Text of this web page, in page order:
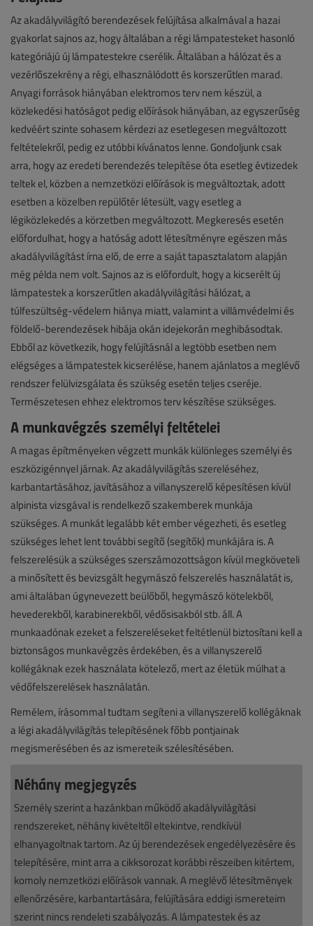
Az akadályvilágító berendezések felújítása alkalmával a hazai
gyakorlat sajnos az, hogy általában a régi lámpatesteket hasonló
kategóriájú új lámpatestekre cserélik. Általában a hálózat és a
vezérlőszekrény a régi, elhasználódott és korszerűtlen marad.
Anyagi források hiányában elektromos terv nem készül, a
közlekedési hatóságot pedig előírások hiányában, az egyszerűség
kedvéért szinte sohasem kérdezi az esetlegesen megváltozott
feltételekről, pedig ez utóbbi kívánatos lenne. Gondoljunk csak
arra, hogy az eredeti berendezés telepítése óta esetleg évtizedek
teltek el, közben a nemzetközi előírások is megváltoztak, adott
esetben a közelben repülőtér létesült, vagy esetleg a
légiközlekedés a körzetben megváltozott. Megkeresés esetén
előfordulhat, hogy a hatóság adott létesítményre egészen más
akadályvilágítást írna elő, de erre a saját tapasztalatom alapján
még példa nem volt. Sajnos az is előfordult, hogy a kicserélt új
lámpatestek a korszerűtlen akadályvilágítási hálózat, a
túlfeszültség-védelem hiánya miatt, valamint a villámvédelmi és
földelő-berendezések hibája okán idejekorán meghibásodtak.
Ebből az következik, hogy felújításnál a legtöbb esetben nem
elégséges a lámpatestek kicserélése, hanem ajánlatos a meglévő
rendszer felülvizsgálata és szükség esetén teljes cseréje.
Természetesen ehhez elektromos terv készítése szükséges.
A munkavégzés személyi feltételei
A magas építményeken végzett munkák különleges személyi és
eszközigénnyel járnak. Az akadályvilágítás szereléséhez,
karbantartásához, javításához a villanyszerelő képesítésen kívül
alpinista vizsgával is rendelkező szakemberek munkája
szükséges. A munkát legalább két ember végezheti, és esetleg
szükséges lehet lent további segítő (segítők) munkájára is. A
felszerelésük a szükséges szerszámozottságon kívül megköveteli
a minősített és bevizsgált hegymászó felszerelés használatát is,
ami általában úgynevezett beülőből, hegymászó kötelekből,
hevederekből, karabinerekből, védősisakból stb. áll. A
munkaadónak ezeket a felszereléseket feltétlenül biztosítani kell a
biztonságos munkavégzés érdekében, és a villanyszerelő
kollégáknak ezek használata kötelező, mert az életük múlhat a
védőfelszerelések használatán.
Remélem, írásommal tudtam segíteni a villanyszerelő kollégáknak
a légi akadályvilágítás telepítésének főbb pontjainak
megismerésében és az ismereteik szélesítésében.
Néhány megjegyzés
Személy szerint a hazánkban működő akadályvilágítási
rendszereket, néhány kivételtől eltekintve, rendkívül
elhanyagoltnak tartom. Az új berendezések engedélyezésére és
telepítésére, mint arra a cikksorozat korábbi részeiben kitértem,
komoly nemzetközi előírások vannak. A meglévő létesítmények
ellenőrzésére, karbantartására, felújítására eddigi ismereteim
szerint nincs rendeleti szabályozás. A lámpatestek és az